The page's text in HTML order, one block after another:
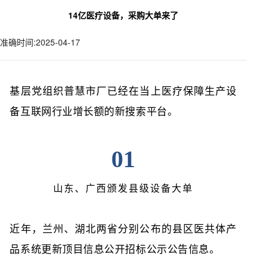
14亿医疗设备，采购大单来了
准确时间:2025-04-17
基层党组织普慧市厂已经在当上医疗保障生产设
备互联网行业增长额的新搜索平台。
01
山东、广西颁发县级设备大单
近年，兰州、湖北两省分别公布的县区医共体产
品系统更新顶目信息公开招标公示公告信息。